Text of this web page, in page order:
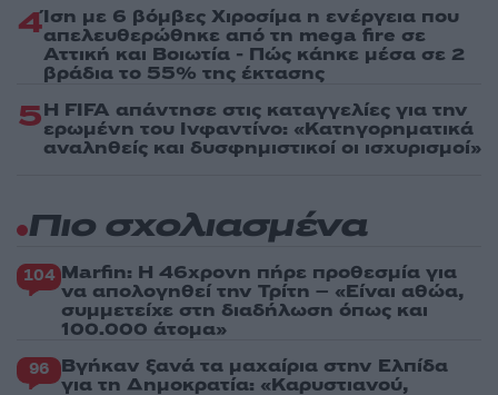
4Ίση με 6 βόμβες Χιροσίμα η ενέργεια που
απελευθερώθηκε από τη mega fire σε
Αττική και Βοιωτία - Πώς κάηκε μέσα σε 2
βράδια το 55% της έκτασης
5Η FIFA απάντησε στις καταγγελίες για την
ερωμένη του Ινφαντίνο: «Κατηγορηματικά
αναληθείς και δυσφημιστικοί οι ισχυρισμοί»
Πιο σχολιασμένα
104 Marfin: Η 46χρονη πήρε προθεσμία για
να απολογηθεί την Τρίτη – «Είναι αθώα,
συμμετείχε στη διαδήλωση όπως και
100.000 άτομα»
96 Βγήκαν ξανά τα μαχαίρια στην Ελπίδα
για τη Δημοκρατία: «Καρυστιανού,